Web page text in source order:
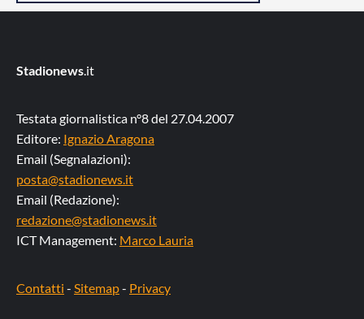
Stadionews.it
Testata giornalistica n°8 del 27.04.2007
Editore: Ignazio Aragona
Email (Segnalazioni):
posta@stadionews.it
Email (Redazione):
redazione@stadionews.it
ICT Management: Marco Lauria
Contatti - Sitemap- Privacy